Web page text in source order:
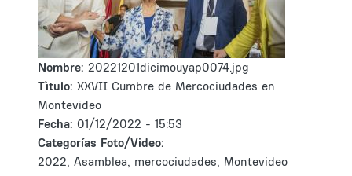
Nombre: 20221201dicimouyap0074.jpg
Tìtulo: XXVII Cumbre de Mercociudades en
Montevideo
Fecha: 01/12/2022 - 15:53
Categorías Foto/Video:
2022, Asamblea, mercociudades, Montevideo